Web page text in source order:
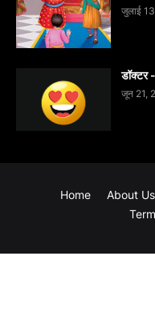
जुलाई
डॉक्टर
जून 21,
Home About Us